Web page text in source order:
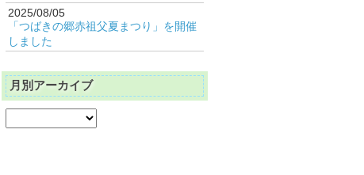
2025/08/05
「つばきの郷赤祖父夏まつり」を開催
しました
月別アーカイブ